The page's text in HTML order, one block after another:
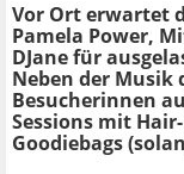
Vor Ort erwartet
Pamela Power,
DJane für
Neben der Musik
Besucherinnen
Sessions mit
Goodiebags